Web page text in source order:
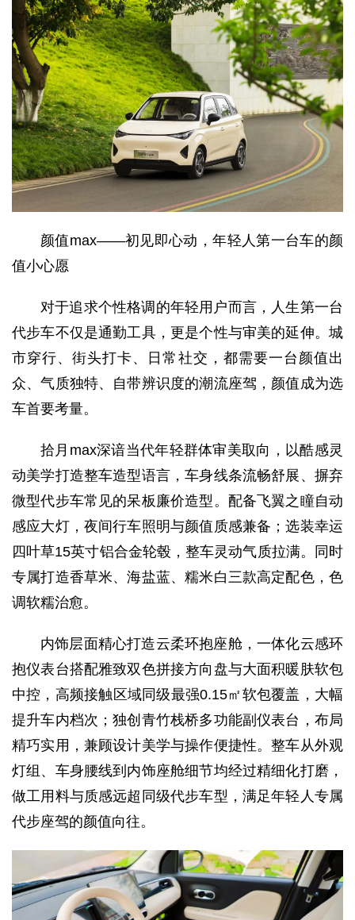
颜值max——初见即心动，年轻人第一台车的颜
值小心愿
对于追求个性格调的年轻用户而言，人生第一台
代步车不仅是通勤工具，更是个性与审美的延伸。城
市穿行、街头打卡、日常社交，都需要一台颜值出
众、气质独特、自带辨识度的潮流座驾，颜值成为选
车首要考量。
拾月max深谙当代年轻群体审美取向，以酷感灵
动美学打造整车造型语言，车身线条流畅舒展、摒弃
微型代步车常见的呆板廉价造型。配备飞翼之瞳自动
感应大灯，夜间行车照明与颜值质感兼备；选装幸运
四叶草15英寸铝合金轮毂，整车灵动气质拉满。同时
专属打造香草米、海盐蓝、糯米白三款高定配色，色
调软糯治愈。
内饰层面精心打造云柔环抱座舱，一体化云感环
抱仪表台搭配雅致双色拼接方向盘与大面积暖肤软包
中控，高频接触区域同级最强0.15㎡软包覆盖，大幅
提升车内档次；独创青竹栈桥多功能副仪表台，布局
精巧实用，兼顾设计美学与操作便捷性。整车从外观
灯组、车身腰线到内饰座舱细节均经过精细化打磨，
做工用料与质感远超同级代步车型，满足年轻人专属
代步座驾的颜值向往。